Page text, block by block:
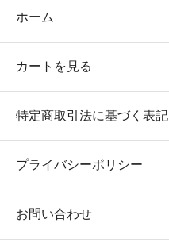
ホーム
カートを見る
特定商取引法に基づく表記
プライバシーポリシー
お問い合わせ